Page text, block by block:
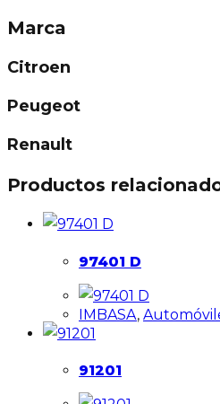
Marca
Citroen
Peugeot
Renault
Productos
97401 D
IMBASA,
91201